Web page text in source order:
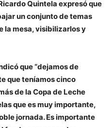
Quintela expresó que
un conjunto de temas
la mesa, visibilizarlos y
que “dejamos de
que teníamos cinco
de la Copa de Leche
que es muy importante,
jornada. Es importante